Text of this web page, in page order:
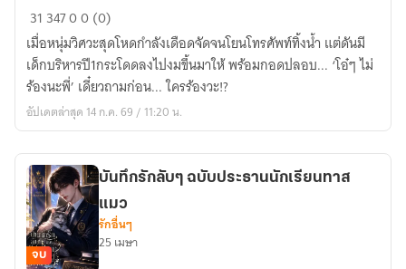
อย่า
ดื้อ
กับ
พี่
นะ
ธาร
l
18+
31 34700 (0)
เมื่อหนุ่มวิศวะสุดโหดกำลังเดือดจัดจนโยนโทรศัพท์ทิ้งน้ำ แต่ดันมี
เด็กบริหารปี1กระโดดลงไปงมขึ้นมาให้ พร้อมกอดปลอบ... ‘โอ๋ๆ ไม่
ร้องนะพี่’ เดี๋ยวถามก่อน... ใครร้องวะ!?
อัปเดตล่าสุด 14 ก.ค. 69 / 11:20 น.
จบ
บันทึกรักลับๆ ฉบับประธานนักเรียนทาส
แมว
รักอื่นๆ
25 เมษา